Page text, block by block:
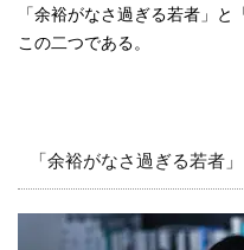
「余裕がなさ過ぎる若者」と
この二つである。
「余裕がなさ過ぎる若者」